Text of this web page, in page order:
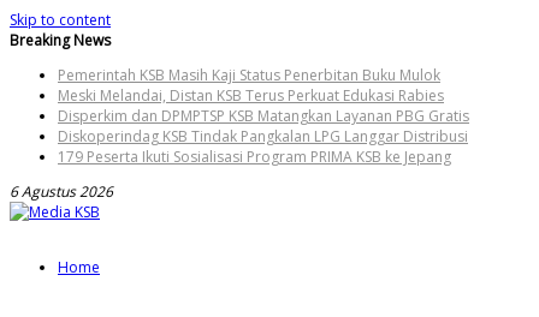
Skip to content
Breaking News
Pemerintah KSB Masih Kaji Status Penerbitan Buku Mulok
Meski Melandai, Distan KSB Terus Perkuat Edukasi Rabies
Disperkim dan DPMPTSP KSB Matangkan Layanan PBG Gratis
Diskoperindag KSB Tindak Pangkalan LPG Langgar Distribusi
179 Peserta Ikuti Sosialisasi Program PRIMA KSB ke Jepang
6 Agustus 2026
Home